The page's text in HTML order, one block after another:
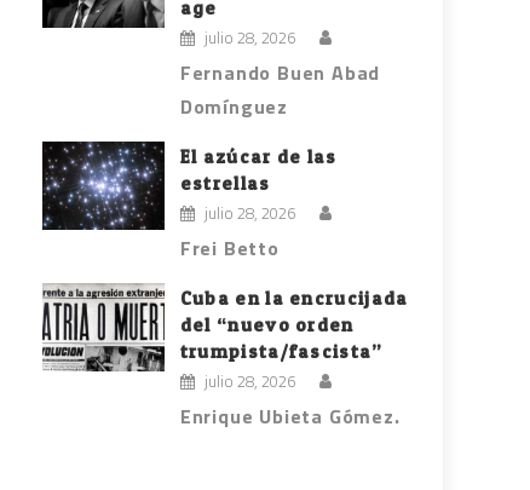
age
julio 28, 2026
Fernando Buen Abad
Domínguez
El azúcar de las
estrellas
julio 28, 2026
Frei Betto
Cuba en la encrucijada
del “nuevo orden
trumpista/fascista”
julio 28, 2026
Enrique Ubieta Gómez.